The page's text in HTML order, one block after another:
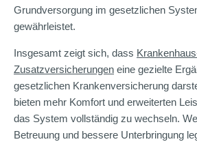
Grundversorgung im gesetzlichen
gewährleistet.
Insgesamt zeigt sich, dass
Zusatzversicherungen eine gezielte
gesetzlichen Krankenversicherung
bieten mehr Komfort und erweiterten
das System vollständig zu wechseln.
Betreuung und bessere Unterbringung